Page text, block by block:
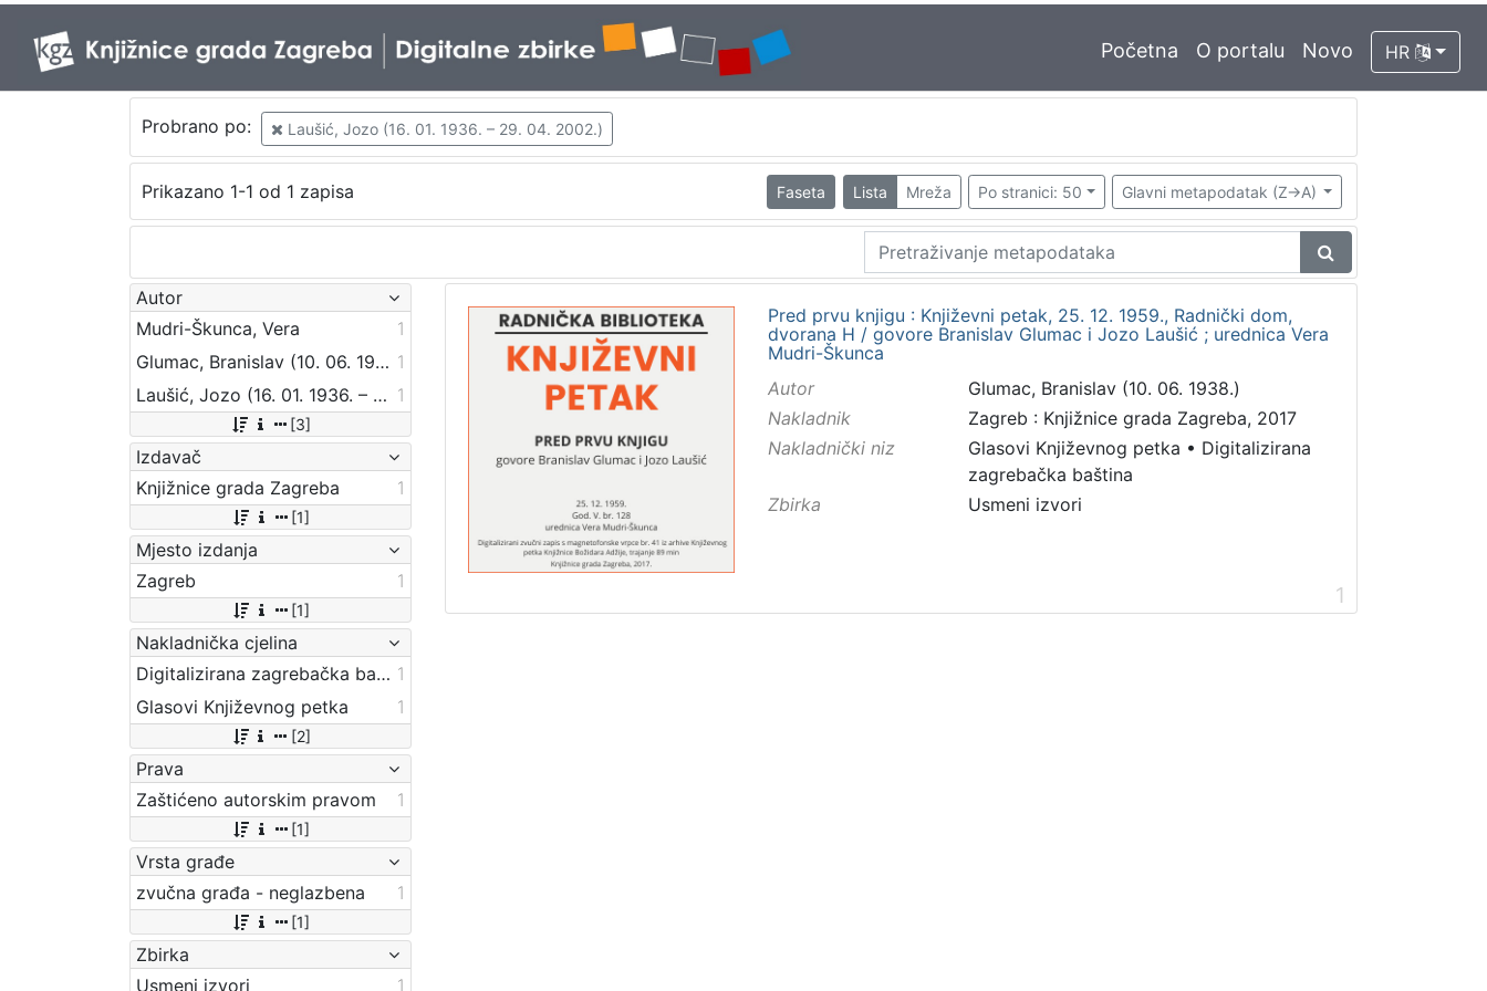
Početna O portalu Novo HR
Probrano po: Laušić, Jozo (16. 01. 1936. – 29. 04. 2002.)
Prikazano 1-1 od 1 zapisa Faseta Lista Mreža Po stranici: 50 Glavni metapodatak (Z->A)
Autor
Mudri-Škunca, Vera
1
Glumac, Branislav (10. 06. 1938.) 1
Laušić, Jozo (16. 01. 1936. – 29. 04. 2002.) 1
[3]
Izdavač
Knjižnice grada Zagreba
1
[1]
Mjesto izdanja
Zagreb
1
[1]
Nakladnička cjelina
Digitalizirana zagrebačka baština 1
Glasovi Književnog petka
1
[2]
Prava
Zaštićeno autorskim pravom
1
[1]
Vrsta građe
zvučna građa - neglazbena
1
[1]
Zbirka
Usmeni izvori
1
Pred prvu knjigu : Književni petak, 25. 12. 1959., Radnički dom,
dvorana H / govore Branislav Glumac i Jozo Laušić ; urednica Vera
Mudri-Škunca
Autor
Glumac, Branislav (10. 06. 1938.)
Nakladnik
Zagreb : Knjižnice grada Zagreba, 2017
Nakladnički niz
Glasovi Književnog petka • Digitalizirana
zagrebačka baština
Zbirka
Usmeni izvori
1